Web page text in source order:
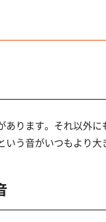
ります。それ以外
う音がいつもより大